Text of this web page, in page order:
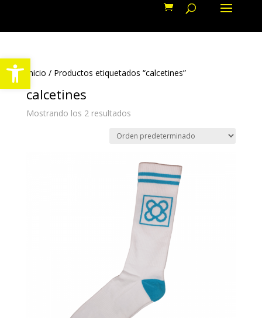
Abrir barra de herramientas
Inicio / Productos etiquetados “calcetines”
calcetines
Mostrando los 2 resultados